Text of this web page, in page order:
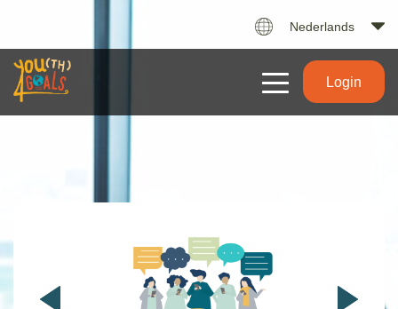
Nederlands
Login